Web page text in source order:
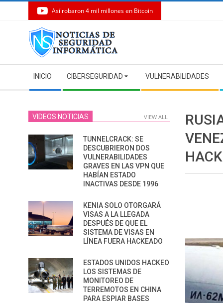
Así robaron 4 mil millones en Bitcoin
Navigation
Menu
INICIO CIBERSEGURIDAD VULNERABILIDADES
VIDEOS NOTICIAS VIEW ALL
TUNNELCRACK: SE
DESCUBRIERON DOS
VULNERABILIDADES
GRAVES EN LAS VPN QUE
HABÍAN ESTADO
INACTIVAS DESDE 1996
KENIA SOLO OTORGARÁ
VISAS A LA LLEGADA
DESPUÉS DE QUE EL
SISTEMA DE VISAS EN
LÍNEA FUERA HACKEADO
ESTADOS UNIDOS HACKEO
LOS SISTEMAS DE
MONITOREO DE
TERREMOTOS EN CHINA
PARA ESPIAR BASES